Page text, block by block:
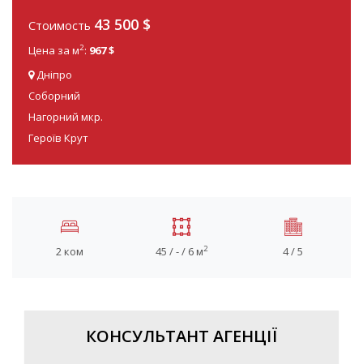
Стоимость 43 500 $
Цена за м2: 967 $
Дніпро
Соборний
Нагорний мкр.
Героїв Крут
2 ком 45 / - / 6 м2 4 / 5
КОНСУЛЬТАНТ АГЕНЦІЇ